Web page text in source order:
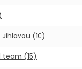
(10)
team (15)